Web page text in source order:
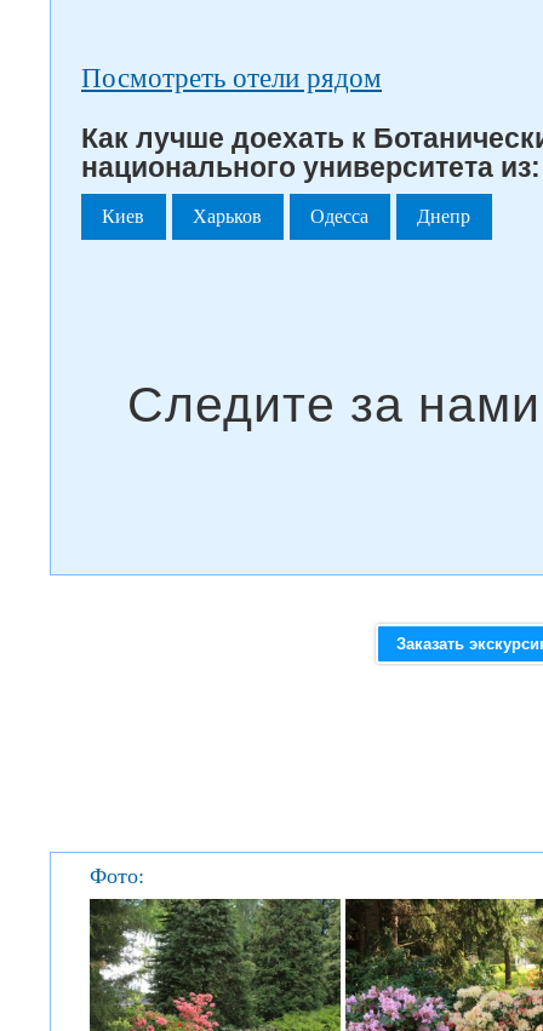
Посмотреть отели рядом
Как лучше доехать к
национального университета из:
Киев Харьков Одесса Днепр
Заказать
Фото: